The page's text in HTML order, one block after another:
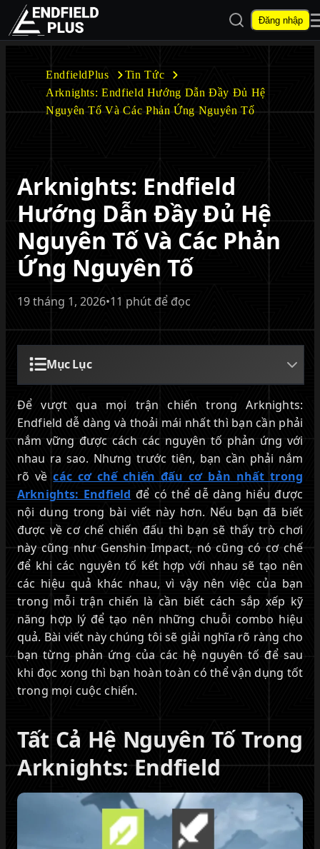
EndfieldPlus
menu con
Mở tìm kiếmĐăng nhập
EndfieldPlus
Tin Tức
Arknights: Endfield Hướng Dẫn Đầy Đủ Hệ
Nguyên Tố Và Các Phản Ứng Nguyên Tố
Arknights: Endfield
Hướng Dẫn Đầy Đủ Hệ
Nguyên Tố Và Các Phản
Ứng Nguyên Tố
19 tháng 1, 2026•11 phút để đọc
Mục Lục
Để vượt qua mọi trận chiến trong Arknights:
Endfield dễ dàng và thoải mái nhất thì bạn cần phải
nắm vững được cách các nguyên tố phản ứng với
nhau ra sao. Nhưng trước tiên, bạn cần phải nắm
rõ vềcác cơ chế chiến đấu cơ bản nhất trong
Arknights: Endfield để có thể dễ dàng hiểu được
nội dung trong bài viết này hơn. Nếu bạn đã biết
được về cơ chế chiến đấu thì bạn sẽ thấy trò chơi
này cũng như Genshin Impact, nó cũng có cơ chế
để khi các nguyên tố kết hợp với nhau sẽ tạo nên
các hiệu quả khác nhau, vì vậy nên việc của bạn
trong mỗi trận chiến là cần biết cách sắp xếp kỹ
năng hợp lý để tạo nên những chuỗi combo hiệu
quả. Bài viết này chúng tôi sẽ giải nghĩa rõ ràng cho
bạn từng phản ứng của các hệ nguyên tố để sau
khi đọc xong thì bạn hoàn toàn có thể vận dụng tốt
trong mọi cuộc chiến.
Tất Cả Hệ Nguyên Tố Trong
Arknights: Endfield